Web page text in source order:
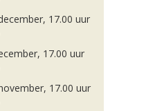
17.00 uur
17.00 uur
17.00 uur